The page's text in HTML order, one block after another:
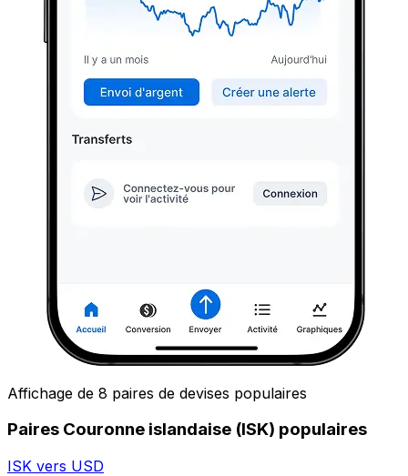
Affichage de 8 paires de devises populaires
Paires Couronne islandaise (ISK) populaires
ISK vers USD